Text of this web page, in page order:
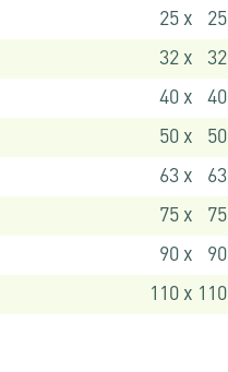
25 x 25
32 x 32
40 x 40
50 x 50
63 x 63
75 x 75
90 x 90
110 x 110